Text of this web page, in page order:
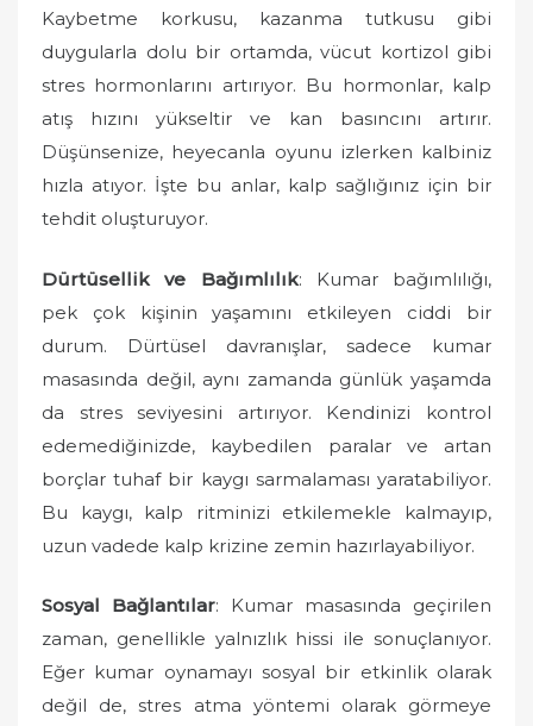
Kaybetme korkusu, kazanma tutkusu gibi
duygularla dolu bir ortamda, vücut kortizol gibi
stres hormonlarını artırıyor. Bu hormonlar, kalp
atış hızını yükseltir ve kan basıncını artırır.
Düşünsenize, heyecanla oyunu izlerken kalbiniz
hızla atıyor. İşte bu anlar, kalp sağlığınız için bir
tehdit oluşturuyor.
Dürtüsellik ve Bağımlılık: Kumar bağımlılığı,
pek çok kişinin yaşamını etkileyen ciddi bir
durum. Dürtüsel davranışlar, sadece kumar
masasında değil, aynı zamanda günlük yaşamda
da stres seviyesini artırıyor. Kendinizi kontrol
edemediğinizde, kaybedilen paralar ve artan
borçlar tuhaf bir kaygı sarmalaması yaratabiliyor.
Bu kaygı, kalp ritminizi etkilemekle kalmayıp,
uzun vadede kalp krizine zemin hazırlayabiliyor.
Sosyal Bağlantılar: Kumar masasında geçirilen
zaman, genellikle yalnızlık hissi ile sonuçlanıyor.
Eğer kumar oynamayı sosyal bir etkinlik olarak
değil de, stres atma yöntemi olarak görmeye